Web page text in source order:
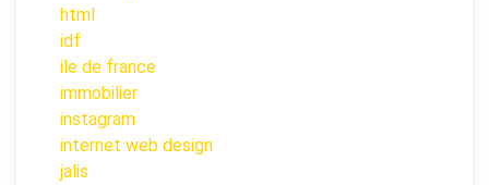
html
idf
ile de france
immobilier
instagram
internet web design
jalis